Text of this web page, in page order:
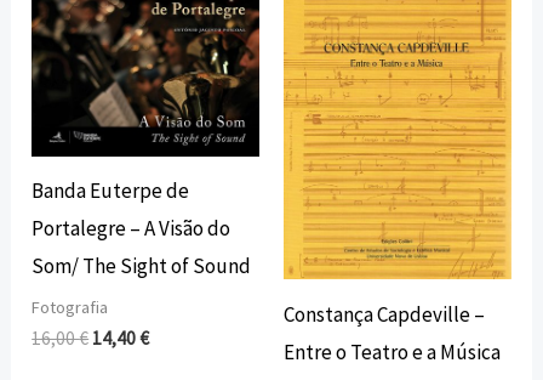
Banda Euterpe de
Portalegre – A Visão do
Som/ The Sight of Sound
Fotografia
16,00€
original
era:
16,00 €.
14,40€
atual
é:
14,40 €.
Constança Capdeville –
Entre o Teatro e a Música
original
era:
23,10 €.
atual
é:
20,79 €.